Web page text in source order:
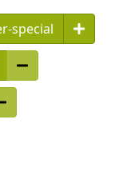
special